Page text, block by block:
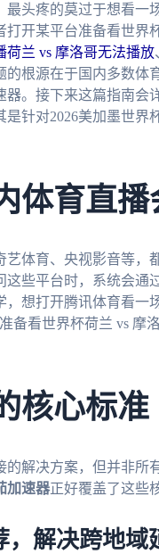
头疼的莫过于想看一
开某平台准备看世界
荷兰 vs 摩洛哥无法播放
的根源在于国内多数体
。接下来这篇指南会
针对2026美加墨世界
体育直播
体育、央视影音等，
些平台时，系统会通
想打开腾讯体育看一
备看世界杯荷兰 vs
核心标准
解决方案，但并非所
加速器正好覆盖了这些
，解决跨地域